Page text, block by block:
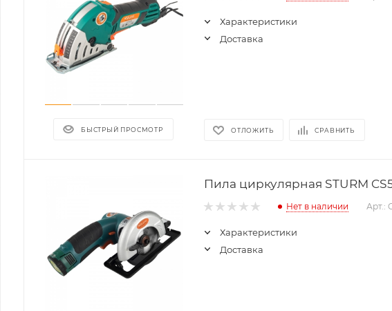
БЫСТРЫЙ ПРОСМОТР
Характеристики
Доставка
ОТЛОЖИТЬ СРАВНИТЬ
Пила циркулярная STURM
Нет в наличии Арт.:
Характеристики
Доставка